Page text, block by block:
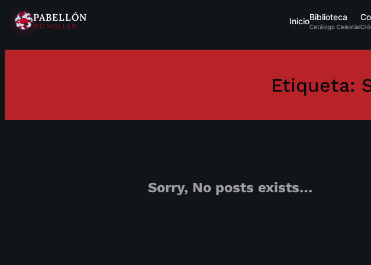
PABELLÓN
HONGLIAN InicioBiblioteca
Catálogo Celestial
Etiqueta:
Sorry, No posts exists…